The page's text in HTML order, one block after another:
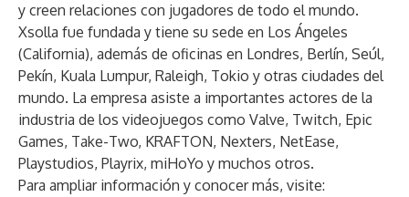
y creen relaciones con jugadores de todo el mundo.
Xsolla fue fundada y tiene su sede en Los Ángeles
(California), además de oficinas en Londres, Berlín, Seúl,
Pekín, Kuala Lumpur, Raleigh, Tokio y otras ciudades del
mundo. La empresa asiste a importantes actores de la
industria de los videojuegos como Valve, Twitch, Epic
Games, Take-Two, KRAFTON, Nexters, NetEase,
Playstudios, Playrix, miHoYo y muchos otros.
Para ampliar información y conocer más, visite: